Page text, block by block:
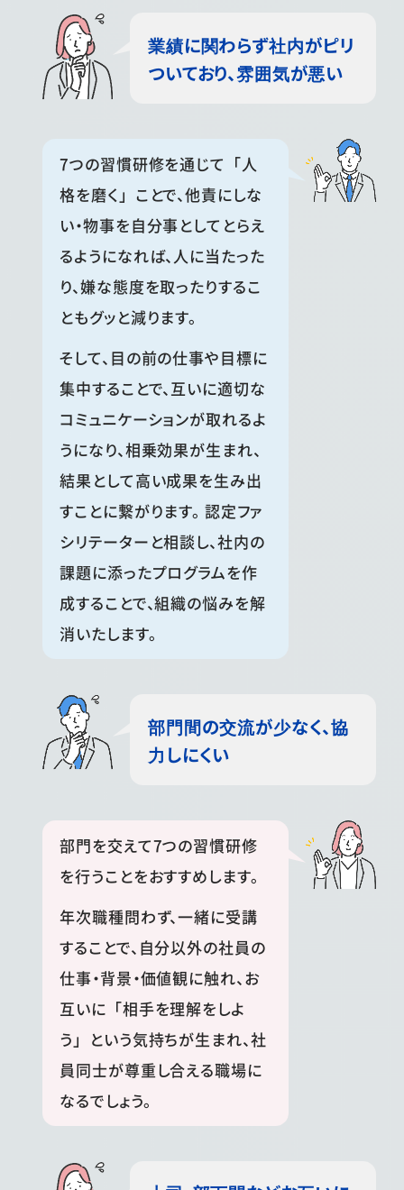
業績に関わらず社内がピリ
ついており、雰囲気が悪い
7つの習慣研修を通じて「人
格を磨く」ことで、他責にしな
い・物事を自分事としてとらえ
るようになれば、人に当たった
り、嫌な態度を取ったりするこ
ともグッと減ります。
そして、目の前の仕事や目標に
集中することで、互いに適切な
コミュニケーションが取れるよ
うになり、相乗効果が生まれ、
結果として高い成果を生み出
すことに繋がります。 認定ファ
シリテーターと相談し、社内の
課題に添ったプログラムを作
成することで、組織の悩みを解
消いたします。
部門間の交流が少なく、協
力しにくい
部門を交えて7つの習慣研修
を行うことをおすすめします。
年次職種問わず、一緒に受講
することで、自分以外の社員の
仕事・背景・価値観に触れ、お
互いに「相手を理解をしよ
う」という気持ちが生まれ、社
員同士が尊重し合える職場に
なるでしょう。